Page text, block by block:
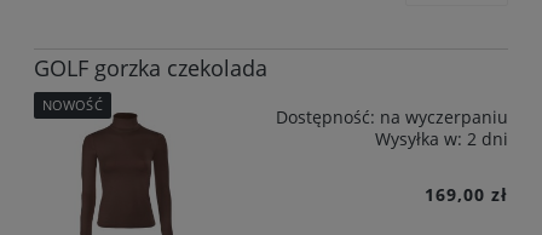
GOLF gorzka czekolada
Dostępność: na wyczerpaniu
Wysyłka w: 2 dni
169,00 zł
NOWOŚĆ